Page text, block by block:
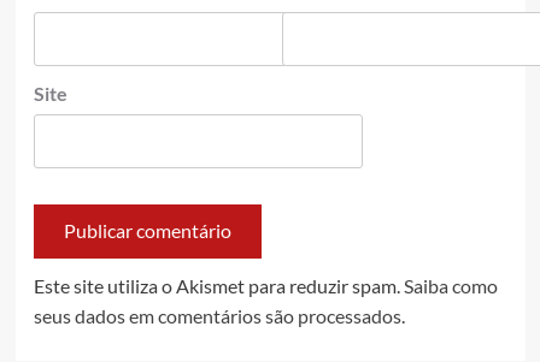
Site
Este site utiliza o Akismet para reduzir spam. Saiba como
seus dados em comentários são processados.